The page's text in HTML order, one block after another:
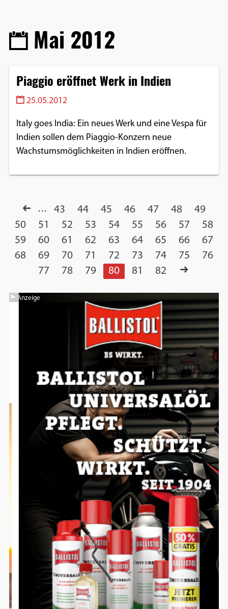
Mai 2012
Piaggio eröffnet Werk in Indien
25.05.2012
Italy goes India: Ein neues Werk und eine Vespa für
Indien sollen dem Piaggio-Konzern neue
Wachstumsmöglichkeiten in Indien eröffnen.
… 43 44 45 46 47 48
49
50
51 52 53 54 55 56 57
58
59
60 61 62 63 64 65 66
67
68
69 70 71 72 73 74 75
76
77
78 79 80 81 82
Anzeige